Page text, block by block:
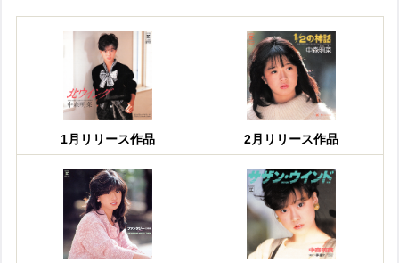
1月リリース作品 2月リリース作品